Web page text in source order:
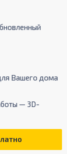
Вашего дома
— 3D-